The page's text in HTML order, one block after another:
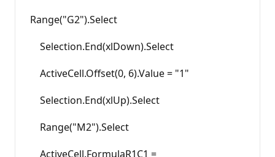
Range("G2").Select
Selection.End(xlDown).Select
ActiveCell.Offset(0, 6).Value = "1"
Selection.End(xlUp).Select
Range("M2").Select
ActiveCell.FormulaR1C1 =